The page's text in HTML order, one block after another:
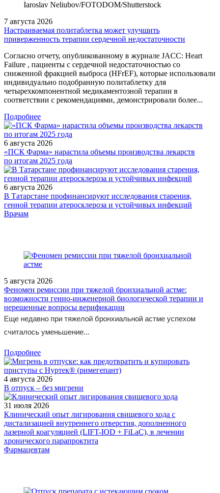
Iaroslav Neliubov/FOTODOM/Shutterstoсk
7 августа 2026
Настраиваемая политаблетка может улучшить
приверженность терапии сердечной недостаточности
Согласно отчету, опубликованному в журнале JACC: Heart
Failure , пациенты с сердечной недостаточностью со
сниженной фракцией выброса (HFrEF), которые использовали
индивидуально подобранную политаблетку для
четырехкомпонентной медикаментозной терапии в
соответствии с рекомендациями, демонстрировали более...
Подробнее
6 августа 2026
«ПСК Фарма» нарастила объемы производства лекарств
по итогам 2025 года
6 августа 2026
В Татарстане профинансируют исследования старения,
генной терапии атеросклероза и устойчивых инфекций
/doctor/oncology/effektivnost-immunoterapii-u-patsientov-s-
Врачам
5 августа 2026
Феномен ремиссии при тяжелой бронхиальной астме:
возможности генно-инженерной биологической терапии и
нерешенные вопросы верификации
Еще недавно при тяжелой бронхиальной астме успехом
считалось уменьшение...
Подробнее
4 августа 2026
В отпуск – без мигрени
31 июля 2026
Клинический опыт лигирования свищевого хода с
дистализацией внутреннего отверстия, дополненного
лазерной коагуляцией (LIFT-IOD + FiLaC), в лечении
хронического парапроктита
Фармацевтам